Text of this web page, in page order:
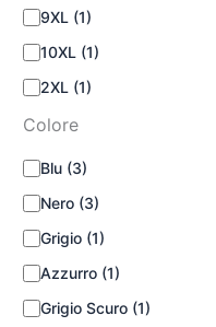
9XL (1)
10XL (1)
2XL (1)
Colore
Blu (3)
Nero (3)
Grigio (1)
Azzurro (1)
Grigio Scuro (1)